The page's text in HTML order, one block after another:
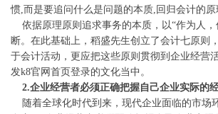
惯,而是要追问什么是问题的本质,回归会计的
依据原理原则追求事务的本质，以“作为人，
断。在此基础上，稻盛先生创立了会计七原则
于会计活动，更应把这些原则贯彻到企业经营
发k8官网首页登录的文化当中。
2.企业经营者必须正确把握自己企业实际的
随着全球化时代到来，现代企业面临的市场